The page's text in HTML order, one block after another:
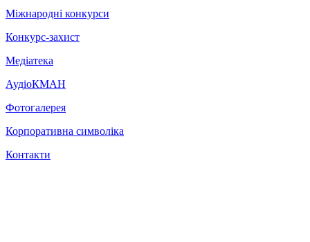
Міжнародні конкурси
Конкурс-захист
Медіатека
АудіоКМАН
Фотогалерея
Корпоративна символіка
Контакти